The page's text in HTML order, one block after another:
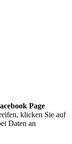
Page
klicken Sie auf
Daten an